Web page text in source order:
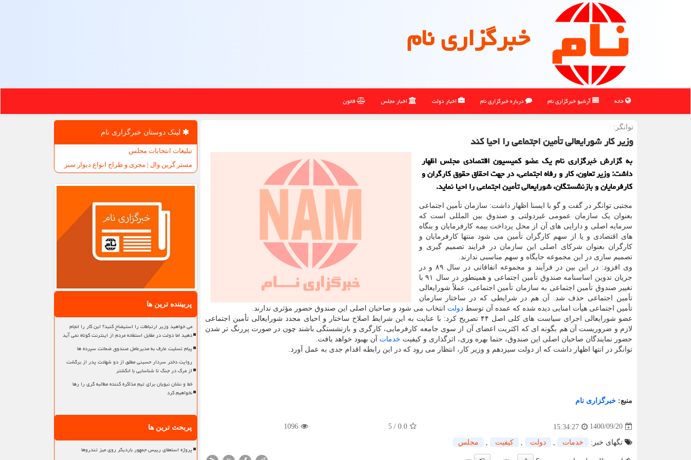
خبرگزاری نام
خانه آرشیو خبرگزاری نام درباره خبرگزاری نام اخبار دولت اخبار مجلس قانون
توانگر:
وزیر کار شورایعالی تأمین اجتماعی را احیا کند
به گزارش خبرگزاری نام یک عضو کمیسیون اقتصادی مجلس اظهار
داشت: وزیر تعاون، کار و رفاه اجتماعی، در جهت احقاق حقوق کارگران و
کارفرمایان و بازنشستگان، شورایعالی تأمین اجتماعی را احیا نماید.
مجتبی توانگر در گفت و گو با ایسنا اظهار داشت: سازمان تأمین اجتماعی
بعنوان یک سازمان عمومی غیردولتی و صندوق بین المللی است که
سرمایه اصلی و دارایی های آن از محل پرداخت بیمه کارفرمایان و بنگاه
های اقتصادی و یا از سهم کارگران تأمین می شود منتها کارفرمایان و
کارگران بعنوان شرکای اصلی این سازمان در فرایند تصمیم گیری و
تصمیم سازی در این مجموعه جایگاه و سهم مناسبی ندارند.
وی افزود: در این بین در فرآیند و مجموعه اتفاقاتی در سال ۸۹ و در
جریان تدوین اساسنامه صندوق تأمین اجتماعی و همینطور در سال ۹۱ با
تغییر صندوق تأمین اجتماعی به سازمان تأمین اجتماعی، عملاً شورایعالی
تأمین اجتماعی حذف شد. آن هم در شرایطی که در ساختار سازمان
تأمین اجتماعی هیأت امنایی دیده شده که عمده آن توسط دولت انتخاب می شود و صاحبان اصلی این صندوق حضور مؤثری ندارند.
عضو شورایعالی اجرای سیاست های کلی اصل ۴۴ تصریح کرد: با عنایت به این شرایط اصلاح ساختار و احیای مجدد شورایعالی تأمین اجتماعی
لازم و ضروریست آن هم بگونه ای که اکثریت اعضای آن از سوی جامعه کارفرمایی، کارگری و بازنشستگی باشند چون در صورت پررنگ تر شدن
حضور نمایندگان صاحبان اصلی این صندوق، حتما بهره وری، اثرگذاری و کیفیت خدمات آن بهبود خواهد یافت.
توانگر در انتها اظهار داشت که از دولت سیزدهم و وزیر کار، انتظار می رود که در این رابطه اقدام جدی به عمل آورد.
منبع: خبرگزاری نام
1400/09/20
15:34:27
0.0
/
5
1096
تگهای خبر: خدمات دولت كیفیت مجلس
لینک دوستان خبرگزاری نام
تبلیغات انتخابات مجلس
مستر گرین وال | مجری و طراح انواع دیوار سبز
پربیننده ترین ها
می خواهید وزیر ارتباطات را استیضاح کنید؟ این کار را انجام
دهید اما دولت در مقابل استفاده مردم از اینترنت کوتاه نمی آید
پیام تسلیت عارف به مدیرعامل صندوق ضمانت سپرده ها
روایت دختر سردار حسینی مطلق از دو شهادت پدر از برگشت
از مرگ در جنگ تا شناسایی با انگشتر
خط و نشان نبویان برای تیم مذاکره کننده مطالبه گری را رها
نخواهیم کرد
پربحث ترین ها
پروژه استعفای رییس جمهور باردیگر روی میز تندروها